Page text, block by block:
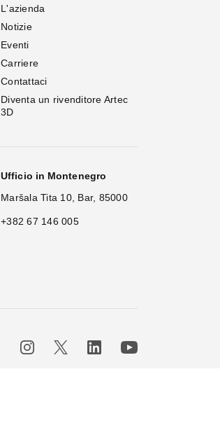
L'azienda
Notizie
Eventi
Carriere
Contattaci
Diventa un rivenditore Artec
3D
Ufficio in Montenegro
Maršala Tita 10, Bar, 85000
+382 67 146 005